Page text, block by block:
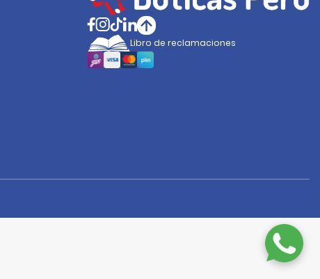
Libro de reclamaciones